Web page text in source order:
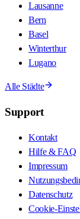
Lausanne
Bern
Basel
Winterthur
Lugano
Alle Städte
Support
Kontakt
Hilfe & FAQ
Impressum
Datenschutz
Cookie-